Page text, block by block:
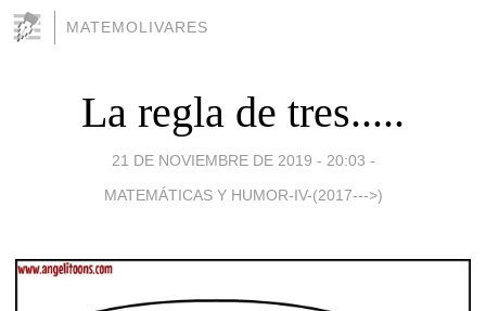
MATEMOLIVARES
La regla de tres.....
21 DE NOVIEMBRE DE 2019 - 20:03 -
MATEMÁTICAS Y HUMOR-IV-(2017--->)